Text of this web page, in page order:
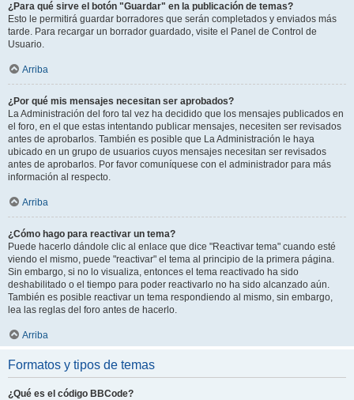
¿Para qué sirve el botón "Guardar" en la publicación de temas?
Esto le permitirá guardar borradores que serán completados y enviados más
tarde. Para recargar un borrador guardado, visite el Panel de Control de
Usuario.
Arriba
¿Por qué mis mensajes necesitan ser aprobados?
La Administración del foro tal vez ha decidido que los mensajes publicados en
el foro, en el que estas intentando publicar mensajes, necesiten ser revisados
antes de aprobarlos. También es posible que La Administración le haya
ubicado en un grupo de usuarios cuyos mensajes necesitan ser revisados
antes de aprobarlos. Por favor comuníquese con el administrador para más
información al respecto.
Arriba
¿Cómo hago para reactivar un tema?
Puede hacerlo dándole clic al enlace que dice "Reactivar tema" cuando esté
viendo el mismo, puede "reactivar" el tema al principio de la primera página.
Sin embargo, si no lo visualiza, entonces el tema reactivado ha sido
deshabilitado o el tiempo para poder reactivarlo no ha sido alcanzado aún.
También es posible reactivar un tema respondiendo al mismo, sin embargo,
lea las reglas del foro antes de hacerlo.
Arriba
Formatos y tipos de temas
¿Qué es el código BBCode?